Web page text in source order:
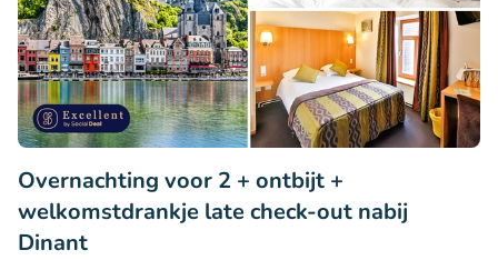
Overnachting voor 2 + ontbijt +
welkomstdrankje late check-out nabij
Dinant